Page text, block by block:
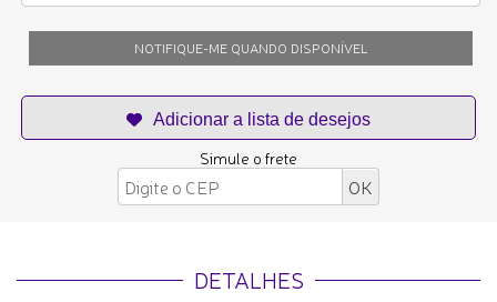
NOTIFIQUE-ME QUANDO DISPONÍVEL
Simule o frete
DETALHES